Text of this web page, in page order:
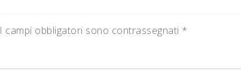
I campi obbligatori sono contrassegnati *